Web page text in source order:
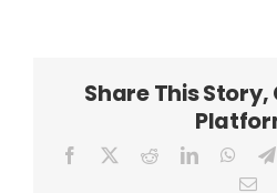
Share This Story,
Facebook RedditLinkedIn